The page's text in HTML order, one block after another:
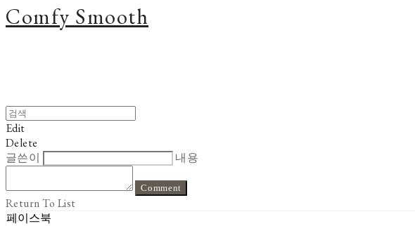
Comfy Smooth
Edit
Delete
글쓴이
내용
Comment
Return To List
페이스북